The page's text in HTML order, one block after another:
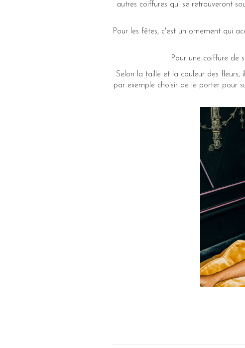
autres coiffures qui se retrouveront
Pour les fêtes, c'est un ornement qui
Pour une coiffure de
Selon la taille et la couleur des fleurs,
par exemple choisir de le porter pour